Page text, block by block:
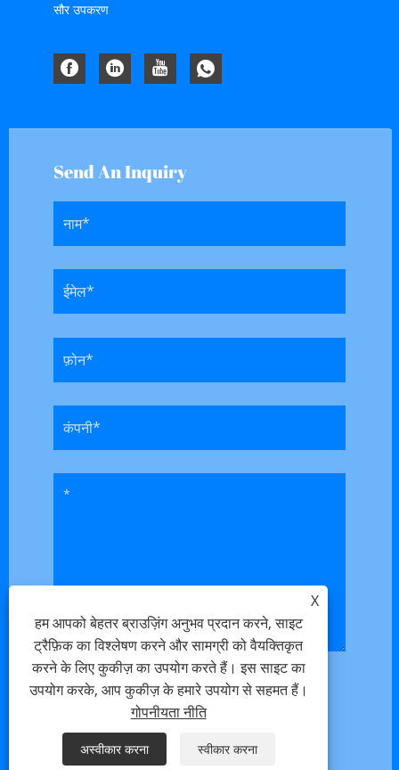
सौर उपकरण
Send An Inquiry
X
हम आपको बेहतर ब्राउज़िंग अनुभव प्रदान करने, साइट
ट्रैफ़िक का विश्लेषण करने और सामग्री को वैयक्तिकृत
करने के लिए कुकीज़ का उपयोग करते हैं। इस साइट का
उपयोग करके, आप कुकीज़ के हमारे उपयोग से सहमत हैं।
गोपनीयता नीति
अस्वीकार करना स्वीकार करना